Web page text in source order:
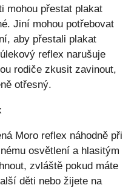
mohou přestat plakat
Jiní mohou potřebovat
aby přestali plakat
reflex narušuje
rodiče zkusit zavinout,
otřesný.
Moro reflex náhodně při
osvětlení a hlasitým
zvláště pokud máte
děti nebo žijete na